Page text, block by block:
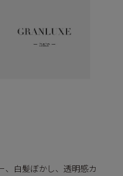
、白髪ぼかし、透明感カ